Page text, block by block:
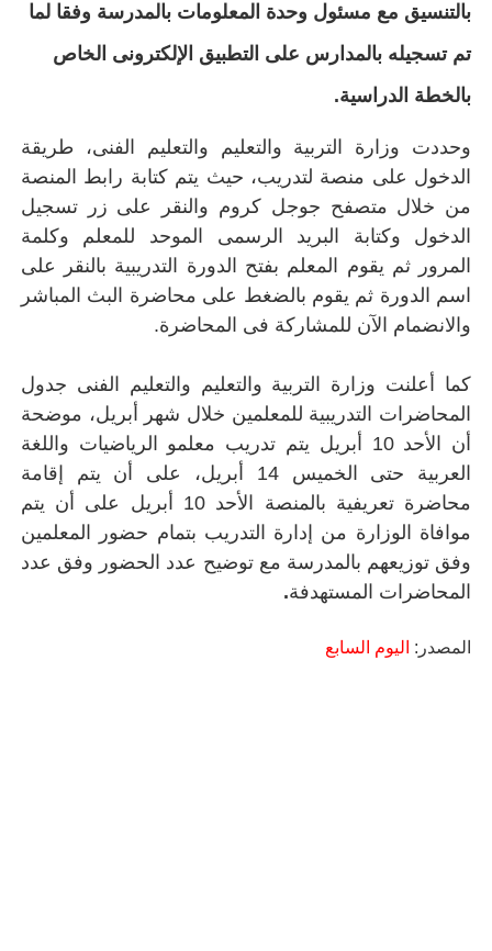
بالتنسيق مع مسئول وحدة المعلومات بالمدرسة وفقا لما
تم تسجيله بالمدارس على التطبيق الإلكترونى الخاص
بالخطة الدراسية.
وحددت وزارة التربية والتعليم والتعليم الفنى، طريقة
الدخول على منصة لتدريب، حيث يتم كتابة رابط المنصة
من خلال متصفح جوجل كروم والنقر على زر تسجيل
الدخول وكتابة البريد الرسمى الموحد للمعلم وكلمة
المرور ثم يقوم المعلم بفتح الدورة التدريبية بالنقر على
اسم الدورة ثم يقوم بالضغط على محاضرة البث المباشر
والانضمام الآن للمشاركة فى المحاضرة.
كما أعلنت وزارة التربية والتعليم والتعليم الفنى جدول
المحاضرات التدريبية للمعلمين خلال شهر أبريل، موضحة
أن الأحد 10 أبريل يتم تدريب معلمو الرياضيات واللغة
العربية حتى الخميس 14 أبريل، على أن يتم إقامة
محاضرة تعريفية بالمنصة الأحد 10 أبريل على أن يتم
موافاة الوزارة من إدارة التدريب بتمام حضور المعلمين
وفق توزيعهم بالمدرسة مع توضيح عدد الحضور وفق عدد
المحاضرات المستهدفة.
المصدر: اليوم السابع